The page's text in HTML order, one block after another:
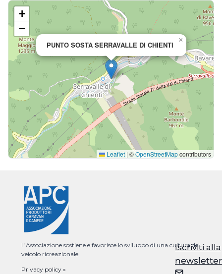
Iscriviti alla
newsletter
PUNTO SOSTA SERRAVALLE DI CHIENTI
×
+
−
Leaflet | ©OpenStreetMapcontributors
L’Associazione sostiene e favorisce lo sviluppo di una cultura del
veicolo ricreazionale
Privacy policy »
Iscriviti alla
newsletter